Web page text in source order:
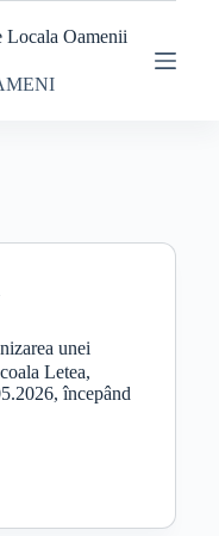
Locala Oamenii
unei
Letea,
începând